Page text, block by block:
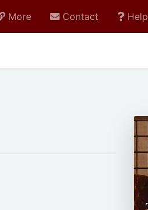
More Contact Help